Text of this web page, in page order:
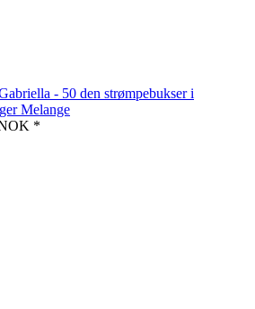
- 50 den strømpebukser i
Melange
*